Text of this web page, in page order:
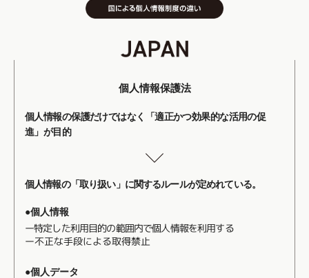
個人情報保護法
個人情報の保護だけではなく「適正かつ効果的な活用の促
進」が目的
個人情報の「取り扱い」に関するルールが定めれている。
●個人情報
ー特定した利用目的の範囲内で個人情報を利用する
ー不正な⼿段による取得禁⽌
●個人データ